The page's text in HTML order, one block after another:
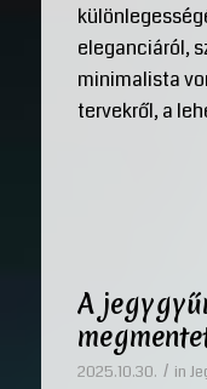
eleganciáról,
minimalista
tervekről, a
A
2025.10.30. / in